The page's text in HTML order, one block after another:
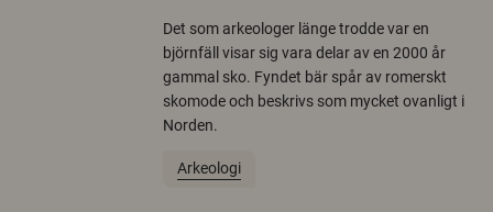
Det som arkeologer länge trodde var en
björnfäll visar sig vara delar av en 2000 år
gammal sko. Fyndet bär spår av romerskt
skomode och beskrivs som mycket ovanligt i
Norden.
Arkeologi